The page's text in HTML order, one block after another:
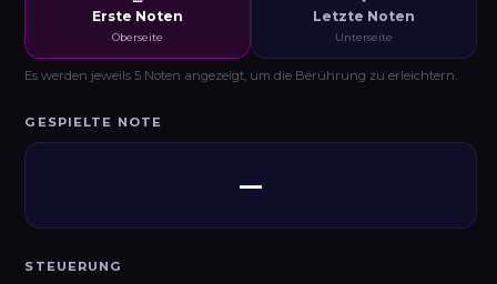
Erste Noten
Oberseite
Letzte Noten
Unterseite
Es werden jeweils 5 Noten angezeigt, um die Berührung zu erleichtern.
GESPIELTE NOTE
—
STEUERUNG